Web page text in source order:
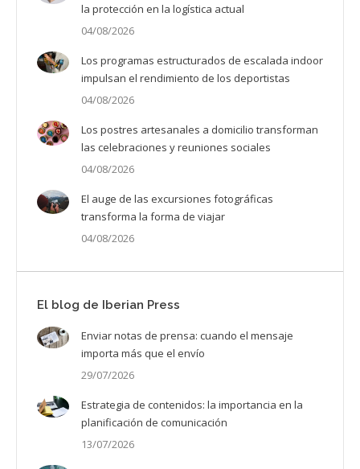
la protección en la logística actual
04/08/2026
Los programas estructurados de escalada indoor
impulsan el rendimiento de los deportistas
04/08/2026
Los postres artesanales a domicilio transforman
las celebraciones y reuniones sociales
04/08/2026
El auge de las excursiones fotográficas
transforma la forma de viajar
04/08/2026
El blog de Iberian Press
Enviar notas de prensa: cuando el mensaje
importa más que el envío
29/07/2026
Estrategia de contenidos: la importancia en la
planificación de comunicación
13/07/2026